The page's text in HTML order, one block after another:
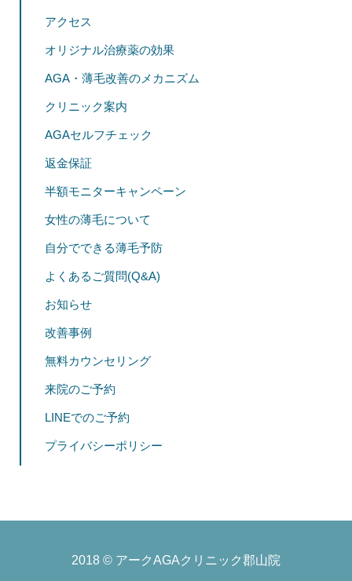
アクセス
オリジナル治療薬の効果
AGA・薄毛改善のメカニズム
クリニック案内
AGAセルフチェック
返金保証
半額モニターキャンペーン
女性の薄毛について
自分でできる薄毛予防
よくあるご質問(Q&A)
お知らせ
改善事例
無料カウンセリング
来院のご予約
LINEでのご予約
プライバシーポリシー
2018 © アークAGAクリニック郡山院